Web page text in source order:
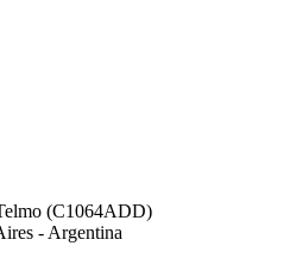
(C1064ADD)
- Argentina